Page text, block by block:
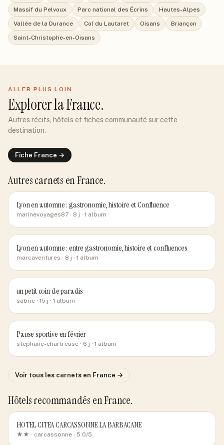
Massif du Pelvoux Parc national des Écrins
Hautes-Alpes
Vallée de la Durance
Col du Lautaret Oisans
Briançon
Saint-Christophe-en-Oisans
ALLER PLUS LOIN
Explorerla France.
Autres récits, hôtels et fiches communauté sur cette
destination.
Fiche France →
Autres carnets en France.
Lyon en automne : gastronomie, histoire et Confluence
marinevoyages87 · 8 j · 1 album
Lyon en automne : entre gastronomie, histoire et confluences
marcaventures · 8 j · 1 album
un petit coin de paradis
sabric · 15 j · 1 album
Pause sportive en février
stephane-chartreuse · 6 j · 1 album
Voir tous les carnets en France →
Hôtels recommandés en France.
HOTEL CITEA CARCASSONNE LA BARBACANE
★★ · carcassonne · 5.0/5